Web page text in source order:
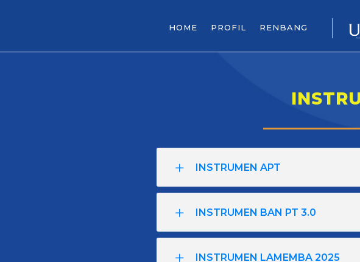
HOME PROFIL RENBANG
INSTRUMEN APT
INSTRUMEN BAN PT 3.0
INSTRUMEN LAMEMBA 2025